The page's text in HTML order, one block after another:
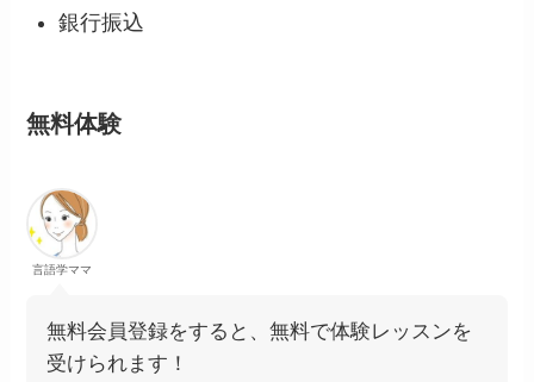
銀行振込
無料体験
言語学ママ
無料会員登録をすると、無料で体験レッスンを
受けられます！